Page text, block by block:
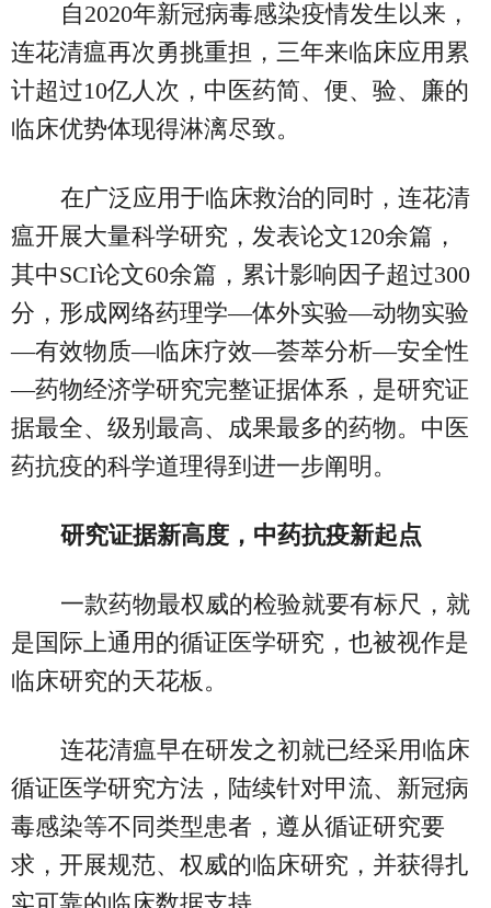
自2020年新冠病毒感染疫情发生以来，
连花清瘟再次勇挑重担，三年来临床应用累
计超过10亿人次，中医药简、便、验、廉的
临床优势体现得淋漓尽致。
在广泛应用于临床救治的同时，连花清
瘟开展大量科学研究，发表论文120余篇，
其中SCI论文60余篇，累计影响因子超过300
分，形成网络药理学—体外实验—动物实验
—有效物质—临床疗效—荟萃分析—安全性
—药物经济学研究完整证据体系，是研究证
据最全、级别最高、成果最多的药物。中医
药抗疫的科学道理得到进一步阐明。
研究证据新高度，中药抗疫新起点
一款药物最权威的检验就要有标尺，就
是国际上通用的循证医学研究，也被视作是
临床研究的天花板。
连花清瘟早在研发之初就已经采用临床
循证医学研究方法，陆续针对甲流、新冠病
毒感染等不同类型患者，遵从循证研究要
求，开展规范、权威的临床研究，并获得扎